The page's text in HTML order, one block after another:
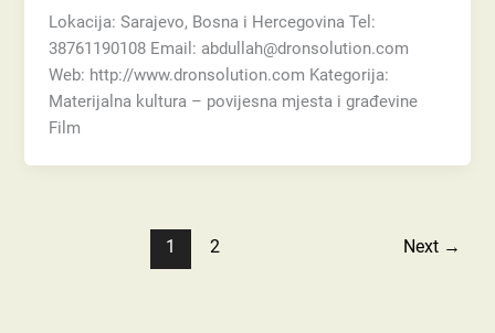
Lokacija: Sarajevo, Bosna i Hercegovina Tel:
38761190108 Email: abdullah@dronsolution.com
Web: http://www.dronsolution.com Kategorija:
Materijalna kultura – povijesna mjesta i građevine
Film
1 2 Next →